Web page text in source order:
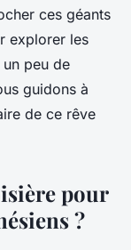
ces géants
explorer les
peu de
guidons à
de ce rêve
pour
?